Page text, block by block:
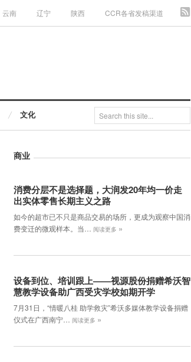
云南 辽宁 陕西 CCR各省发稿渠道
文化
商业
消费分层不是选择题，大润发20年均一价走
出实体零售长期主义之路
如今的超市已不只是商品交易的场所，更成为观察中国消
费变迁的微观样本。当…
阅读更多 »
设备到位、培训跟上——视源股份捐赠希沃智
慧教学设备助广西受灾学校如期开学
7月31日，“情暖八桂 助学救灾”希沃多媒体教学设备捐赠
仪式在广西南宁…
阅读更多 »